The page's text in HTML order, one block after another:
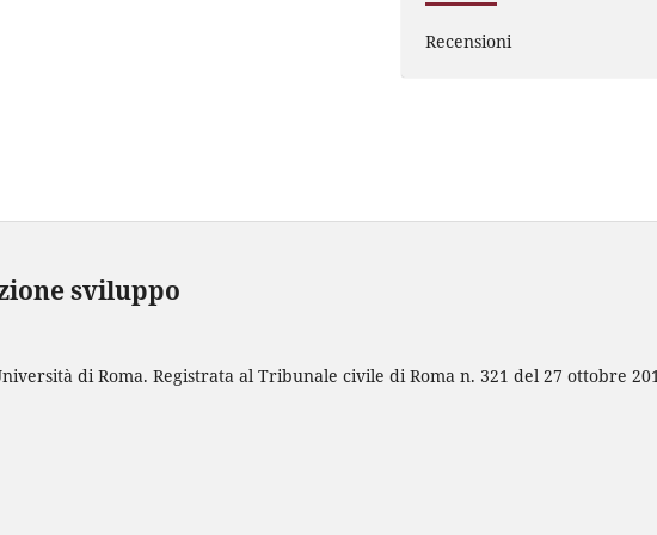
Recensioni
sviluppo
di Roma. Registrata al Tribunale civile di Roma n. 321 del 27 ottobre